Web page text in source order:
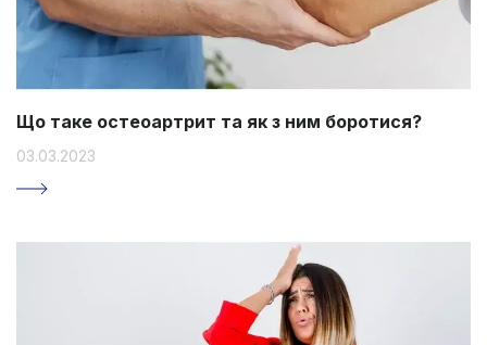
Що таке остеоартрит та як з ним боротися?
03.03.2023